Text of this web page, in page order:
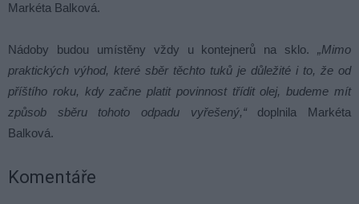
Markéta Balková.
Nádoby budou umístěny vždy u kontejnerů na sklo. „Mimo
praktických výhod, které sběr těchto tuků je důležité i to, že od
příštího roku, kdy začne platit povinnost třídit olej, budeme mít
způsob sběru tohoto odpadu vyřešený,“doplnila Markéta
Balková.
Komentáře